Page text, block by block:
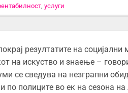
,услуги
резултатите на
на искуство и знаење –
се сведува на незграпни
по полиците во ек на сезона